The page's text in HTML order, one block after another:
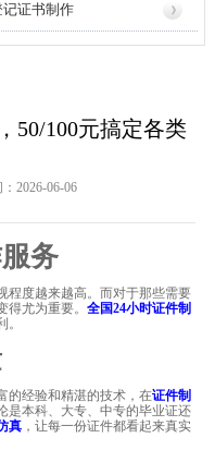
记证书制作
50/100元搞定各类
2026-06-06
务
程度越来越高。而对于那些需要
尤为重要。 全国24小时证件制
的经验和精湛的技术，在证件制
是本科、大专、中专的毕业证还
真，让每一份证件都看起来真实